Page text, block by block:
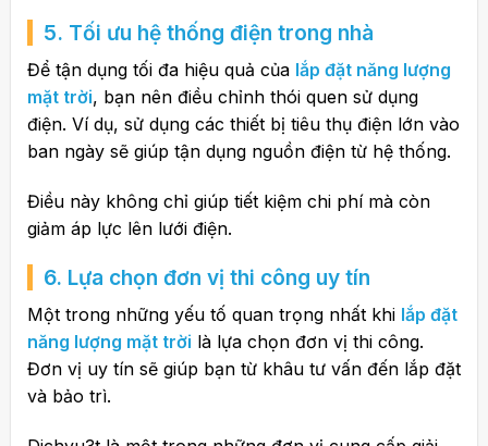
5. Tối ưu hệ thống điện trong nhà
Để tận dụng tối đa hiệu quả của lắp đặt năng lượng
mặt trời, bạn nên điều chỉnh thói quen sử dụng
điện. Ví dụ, sử dụng các thiết bị tiêu thụ điện lớn vào
ban ngày sẽ giúp tận dụng nguồn điện từ hệ thống.
Điều này không chỉ giúp tiết kiệm chi phí mà còn
giảm áp lực lên lưới điện.
6. Lựa chọn đơn vị thi công uy tín
Một trong những yếu tố quan trọng nhất khi lắp đặt
năng lượng mặt trời là lựa chọn đơn vị thi công.
Đơn vị uy tín sẽ giúp bạn từ khâu tư vấn đến lắp đặt
và bảo trì.